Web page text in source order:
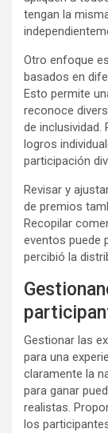
tengan la
Otro enfoque
basados en
Esto permite
reconoce
de
logros
participación
Revisar y
de premios
Recopilar
eventos puede
percibió la
Gestionar las
para una
claramente la
para ganar
realistas.
los